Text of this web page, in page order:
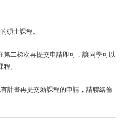
碩士課程。
二梯次再提交申請即可，讓同學可以
。
計畫再提交新課程的申請，請聯絡倫